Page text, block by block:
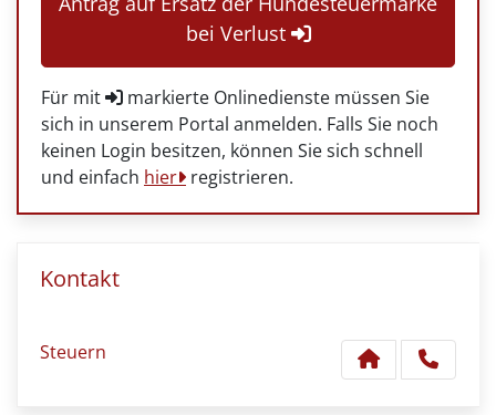
bei Verlust
Für mit
markierte Onlinedienste müssen Sie
sich in unserem Portal anmelden. Falls Sie noch
keinen Login besitzen, können Sie sich schnell
und einfach hier registrieren.
Kontakt
Steuern